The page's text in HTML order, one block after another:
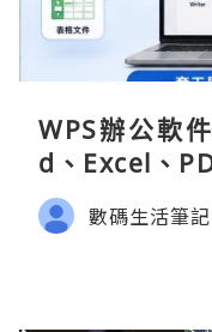
WPS辦公軟
d、Excel、
數碼生活筆記